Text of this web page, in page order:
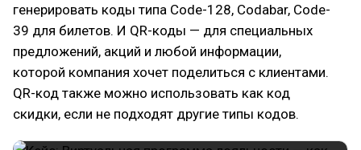
генерировать коды типа Code-128, Codabar, Code-
39 для билетов. И QR-коды — для специальных
предложений, акций и любой информации,
которой компания хочет поделиться с клиентами.
QR-код также можно использовать как код
скидки, если не подходят другие типы кодов.